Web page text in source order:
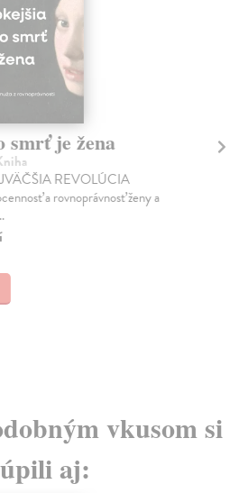
smrť je žena
REVOLÚCIA
a rovnoprávnosť ženy a
vkusom si
aj: